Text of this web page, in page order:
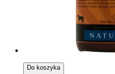
Do koszyka